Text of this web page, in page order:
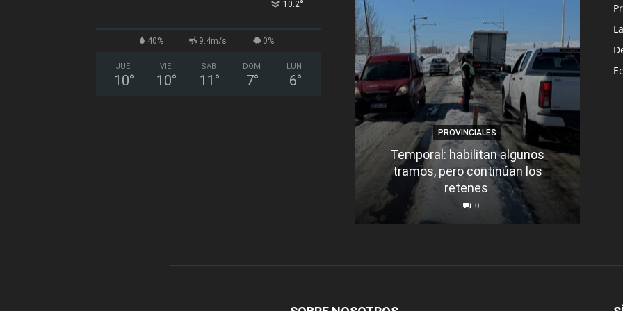
10.2°
40% 9.4m/s 0%
JUE
10°
VIE
10°
SÁB
11 °
DOM
7°
LUN
6°
PROVINCIALES
Temporal: habilitan algunos
tramos, pero continúan los
retenes
0